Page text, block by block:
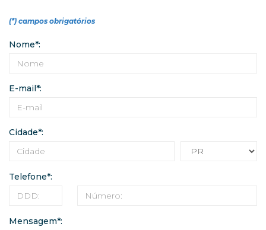
(*) campos obrigatórios
Nome*:
E-mail*:
Cidade*:
Telefone*:
Mensagem*: